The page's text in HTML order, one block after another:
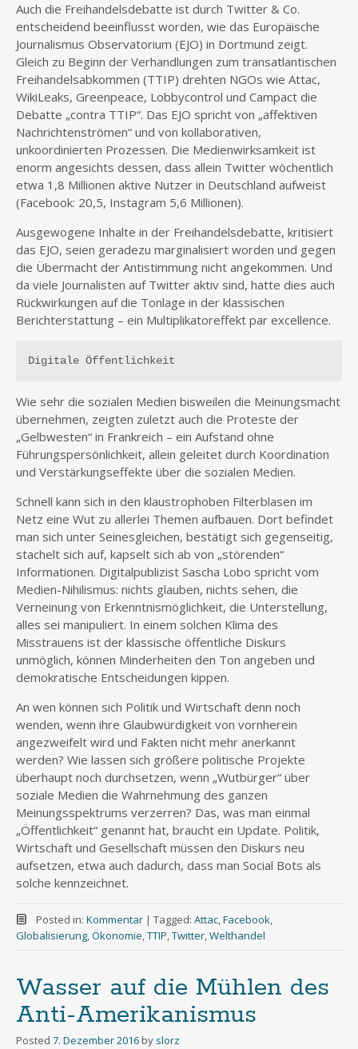
Auch die Freihandelsdebatte ist durch Twitter & Co.
entscheidend beeinflusst worden, wie das Europäische
Journalismus Observatorium (EJO) in Dortmund zeigt.
Gleich zu Beginn der Verhandlungen zum transatlantischen
Freihandelsabkommen (TTIP) drehten NGOs wie Attac,
WikiLeaks, Greenpeace, Lobbycontrol und Campact die
Debatte „contra TTIP“. Das EJO spricht von „affektiven
Nachrichtenströmen“ und von kollaborativen,
unkoordinierten Prozessen. Die Medienwirksamkeit ist
enorm angesichts dessen, dass allein Twitter wöchentlich
etwa 1,8 Millionen aktive Nutzer in Deutschland aufweist
(Facebook: 20,5, Instagram 5,6 Millionen).
Ausgewogene Inhalte in der Freihandelsdebatte, kritisiert
das EJO, seien geradezu marginalisiert worden und gegen
die Übermacht der Antistimmung nicht angekommen. Und
da viele Journalisten auf Twitter aktiv sind, hatte dies auch
Rückwirkungen auf die Tonlage in der klassischen
Berichterstattung – ein Multiplikatoreffekt par excellence.
Digitale Öffentlichkeit
Wie sehr die sozialen Medien bisweilen die Meinungsmacht
übernehmen, zeigten zuletzt auch die Proteste der
„Gelbwesten“ in Frankreich – ein Aufstand ohne
Führungspersönlichkeit, allein geleitet durch Koordination
und Verstärkungseffekte über die sozialen Medien.
Schnell kann sich in den klaustrophoben Filterblasen im
Netz eine Wut zu allerlei Themen aufbauen. Dort befindet
man sich unter Seinesgleichen, bestätigt sich gegenseitig,
stachelt sich auf, kapselt sich ab von „störenden“
Informationen. Digitalpublizist Sascha Lobo spricht vom
Medien-Nihilismus: nichts glauben, nichts sehen, die
Verneinung von Erkenntnismöglichkeit, die Unterstellung,
alles sei manipuliert. In einem solchen Klima des
Misstrauens ist der klassische öffentliche Diskurs
unmöglich, können Minderheiten den Ton angeben und
demokratische Entscheidungen kippen.
An wen können sich Politik und Wirtschaft denn noch
wenden, wenn ihre Glaubwürdigkeit von vornherein
angezweifelt wird und Fakten nicht mehr anerkannt
werden? Wie lassen sich größere politische Projekte
überhaupt noch durchsetzen, wenn „Wutbürger“ über
soziale Medien die Wahrnehmung des ganzen
Meinungsspektrums verzerren? Das, was man einmal
„Öffentlichkeit“ genannt hat, braucht ein Update. Politik,
Wirtschaft und Gesellschaft müssen den Diskurs neu
aufsetzen, etwa auch dadurch, dass man Social Bots als
solche kennzeichnet.
Posted in: Kommentar | Tagged: Attac,Facebook,
Globalisierung,Ökonomie,TTIP,Twitter,Welthandel
Wasser auf die Mühlen des
Anti-Amerikanismus
Posted 7. Dezember 2016 by slorz